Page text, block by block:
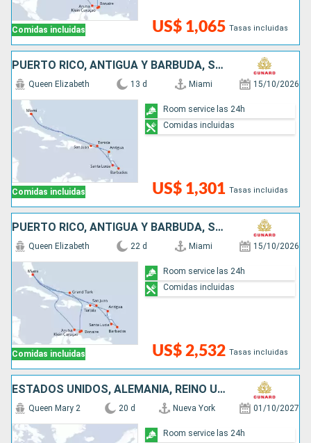
Comidas incluidas US$ 1,065 Tasas incluidas
PUERTO RICO, ANTIGUA Y BARBUDA, SANTA LUCIA, BARBADOS, SAN MARTÍN, ESTADOS UNIDOS
Comidas incluidas
Queen Elizabeth 13 d Miami 15/10/2026
US$ 1,301 Tasas incluidas
Room service las 24h
Comidas incluidas
PUERTO RICO, ANTIGUA Y BARBUDA, SANTA LUCIA, BARBADOS, SAN MARTÍN, ESTADOS UNIDOS, ARUBA
Comidas incluidas
Queen Elizabeth 22 d Miami 15/10/2026
US$ 2,532 Tasas incluidas
Room service las 24h
Comidas incluidas
ESTADOS UNIDOS, ALEMANIA, REINO UNIDO, BÉLGICA
Queen Mary 2 20 d Nueva York 01/10/2027
Room service las 24h